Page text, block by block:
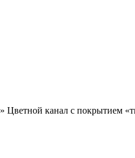
» Цветной канал с покрытием